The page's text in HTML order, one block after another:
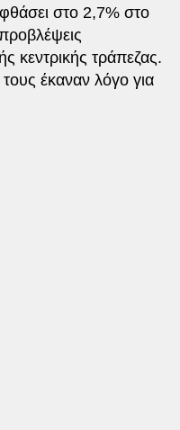
στο 2,7% στο
κεντρικής τράπεζας.
έκαναν λόγο για